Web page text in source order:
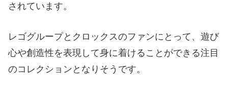
されています。
レゴグループとクロックスのファンにとって、遊び
心や創造性を表現して身に着けることができる注目
のコレクションとなりそうです。